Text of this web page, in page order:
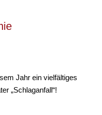
Jahr ein vielfältiges
„Schlaganfall“!